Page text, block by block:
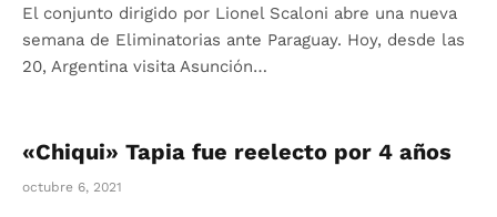
El conjunto dirigido por Lionel Scaloni abre una nueva
semana de Eliminatorias ante Paraguay. Hoy, desde las
20, Argentina visita Asunción…
«Chiqui» Tapia fue reelecto por 4 años
octubre 6, 2021